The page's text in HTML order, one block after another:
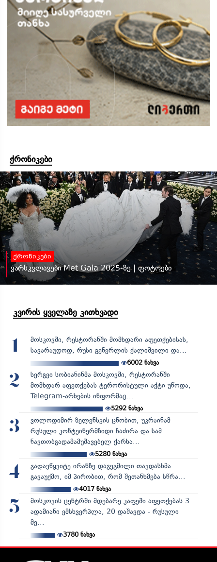
ქრონიკები
ქრონიკები
ვარსკვლავები Met Gala 2025-ზე | ფოტოები
კვირის ყველაზე კითხვადი
1
მოსკოვში, რესტორანში მომხდარი აფეთქებისას,
სავარაუდოდ, რუსი გენერლის ქალიშვილი და...
6002 ნახვა
2
სერგეი სობიანინმა მოსკოვში, რესტორანში
მომხდარ აფეთქებას ტერორისტული აქტი უწოდა,
Telegram-არხების ინფორმაც...
5292ნახვა
3
ვოლოდიმირ ზელენსკის ცნობით, უკრაინამ
რუსული კონტეინერმზიდი ჩაძირა და სამ
ნავთობგადამამუშავებელ ქარხა...
5280ნახვა
4
გადავწყვიტე ირანზე დაგეგმილი თავდასხმა
გავაუქმო, იმ პირობით, რომ შეთანხმება სწრა...
4017ნახვა
5
მოსკოვის ცენტრში მდებარე კაფეში აფეთქებას 3
ადამიანი ემსხვერპლა, 20 დაშავდა - რუსული
მე...
3780ნახვა